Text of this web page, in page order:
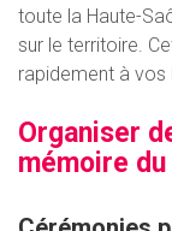
toute la Haute-
sur le territoire.
rapidement à vos
Organiser
mémoire